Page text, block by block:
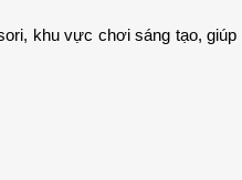
khu vực chơi sáng tạo, giúp